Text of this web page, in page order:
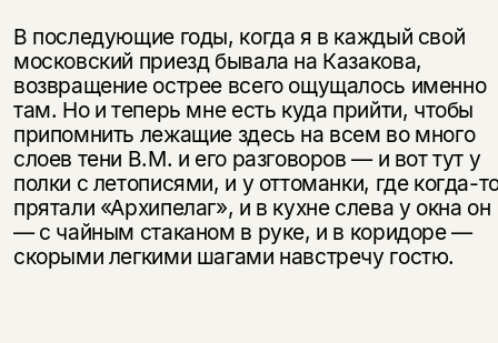
В последующие годы, когда я в каждый свой
московский приезд бывала на Казакова,
возвращение острее всего ощущалось именно
там. Но и теперь мне есть куда прийти, чтобы
припомнить лежащие здесь на всем во много
слоев тени В.М. и его разговоров — и вот тут у
полки с летописями, и у оттоманки, где когда-
прятали «Архипелаг», и в кухне слева у окна он
— с чайным ста­каном в руке, и в коридоре —
скорыми легкими шагами навстречу гостю.